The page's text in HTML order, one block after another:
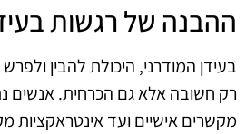
ההבנה של רגשות
בעידן המודרני, היכולת להבין
רק חשובה אלא גם הכרחית. אנשים
מקשרים אישיים ועד אינטראקציות